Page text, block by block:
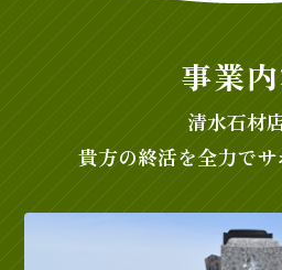
事業
清水石材
貴方の終活を全力で